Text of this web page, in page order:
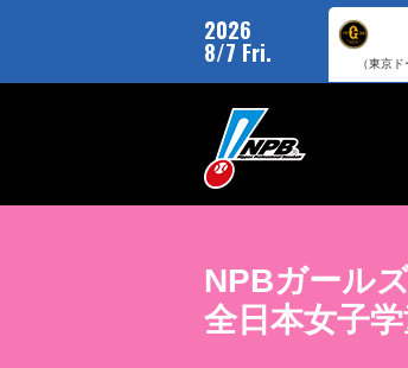
2026
8/7 Fri. （東京ド
NPBガール
全日本女子